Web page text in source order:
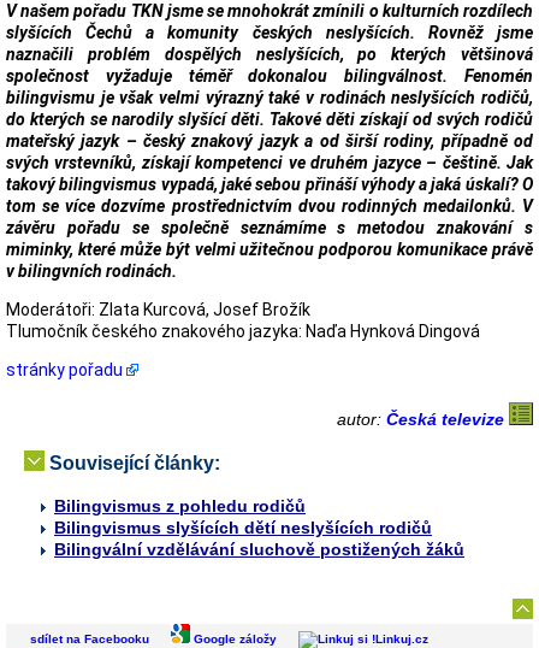
V našem pořadu TKN jsme se mnohokrát zmínili o kulturních rozdílech
slyšících Čechů a komunity českých neslyšících. Rovněž jsme
naznačili problém dospělých neslyšících, po kterých většinová
společnost vyžaduje téměř dokonalou bilingválnost. Fenomén
bilingvismu je však velmi výrazný také v rodinách neslyšících rodičů,
do kterých se narodily slyšící děti. Takové děti získají od svých rodičů
mateřský jazyk – český znakový jazyk a od širší rodiny, případně od
svých vrstevníků, získají kompetenci ve druhém jazyce – češtině. Jak
takový bilingvismus vypadá, jaké sebou přináší výhody a jaká úskalí? O
tom se více dozvíme prostřednictvím dvou rodinných medailonků. V
závěru pořadu se společně seznámíme s metodou znakování s
miminky, které může být velmi užitečnou podporou komunikace právě
v bilingvních rodinách.
Moderátoři: Zlata Kurcová, Josef Brožík
Tlumočník českého znakového jazyka: Naďa Hynková Dingová
stránky pořadu
autor: Česká televize
Související články:
Bilingvismus z pohledu rodičů
Bilingvismus slyšících dětí neslyšících rodičů
Bilingvální vzdělávání sluchově postižených žáků
sdílet na Facebooku Google záložy
Linkuj.cz